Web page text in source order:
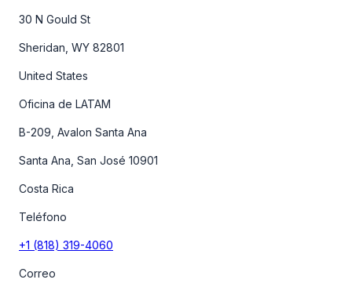
30 N Gould St
Sheridan, WY 82801
United States
Oficina de LATAM
B-209, Avalon Santa Ana
Santa Ana, San José 10901
Costa Rica
Teléfono
+1 (818) 319-4060
Correo